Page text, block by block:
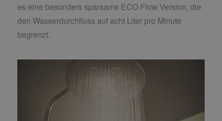
es eine besonders sparsame ECO Flow Version, die
den Wasserdurchfluss auf acht Liter pro Minute
begrenzt.